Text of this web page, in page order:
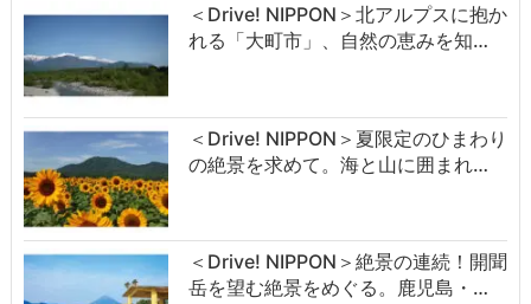
＜Drive! NIPPON＞北アルプスに抱か
れる「大町市」、自然の恵みを知…
＜Drive! NIPPON＞夏限定のひまわり
の絶景を求めて。海と山に囲まれ…
＜Drive! NIPPON＞絶景の連続！開聞
岳を望む絶景をめぐる。鹿児島・…